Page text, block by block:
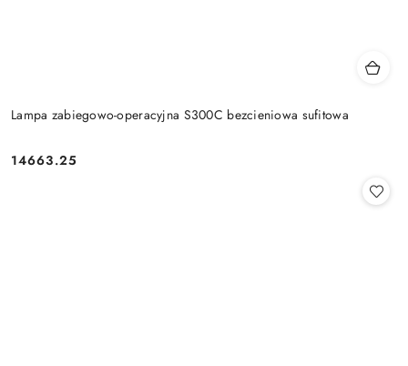
Lampa zabiegowo-operacyjna S300C bezcieniowa sufitowa
Cena:
14663.25